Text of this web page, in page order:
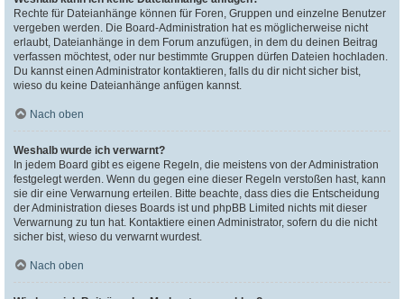
Rechte für Dateianhänge können für Foren, Gruppen und einzelne Benutzer
vergeben werden. Die Board-Administration hat es möglicherweise nicht
erlaubt, Dateianhänge in dem Forum anzufügen, in dem du deinen Beitrag
verfassen möchtest, oder nur bestimmte Gruppen dürfen Dateien hochladen.
Du kannst einen Administrator kontaktieren, falls du dir nicht sicher bist,
wieso du keine Dateianhänge anfügen kannst.
Nach oben
Weshalb wurde ich verwarnt?
In jedem Board gibt es eigene Regeln, die meistens von der Administration
festgelegt werden. Wenn du gegen eine dieser Regeln verstoßen hast, kann
sie dir eine Verwarnung erteilen. Bitte beachte, dass dies die Entscheidung
der Administration dieses Boards ist und phpBB Limited nichts mit dieser
Verwarnung zu tun hat. Kontaktiere einen Administrator, sofern du die nicht
sicher bist, wieso du verwarnt wurdest.
Nach oben